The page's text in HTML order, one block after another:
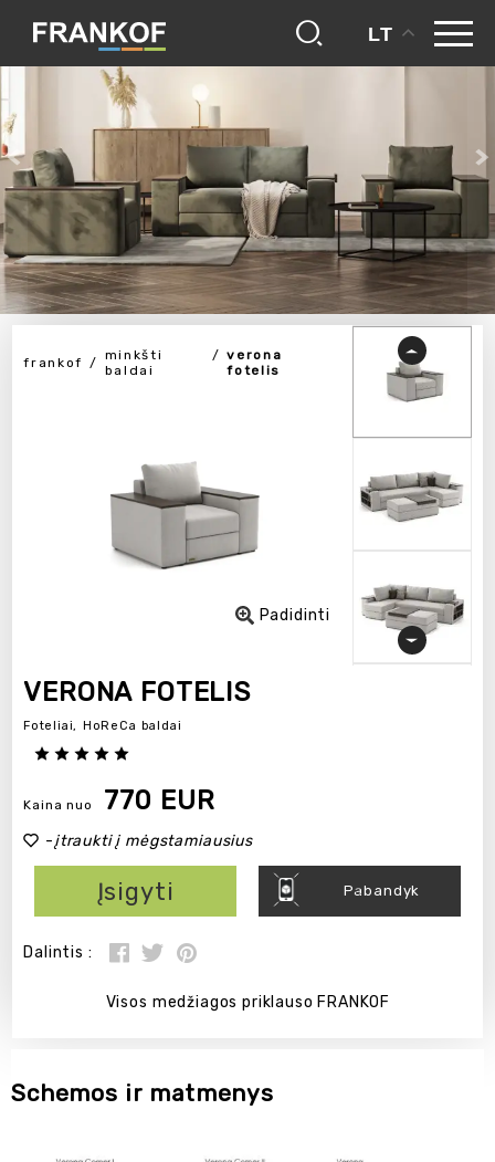
LT
frankof
minkšti
baldai
verona
fotelis
Padidinti
VERONA FOTELIS
Foteliai, HoReCa baldai
Kaina nuo 770 EUR
-įtraukti į mėgstamiausius
Įsigyti Pabandyk
Dalintis :
Visos medžiagos priklauso FRANKOF
Schemos ir matmenys